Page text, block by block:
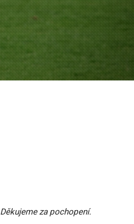
Děkujeme za pochopení.